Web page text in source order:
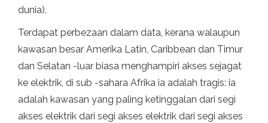
dunia).
Terdapat perbezaan dalam data, kerana walaupun
kawasan besar Amerika Latin, Caribbean dan Timur
dan Selatan -luar biasa menghampiri akses sejagat
ke elektrik, di sub -sahara Afrika ia adalah tragis: ia
adalah kawasan yang paling ketinggalan dari segi
akses elektrik dari segi akses elektrik dari segi akses